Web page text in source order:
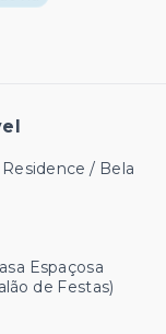
/ Bela
Espaçosa
de Festas)